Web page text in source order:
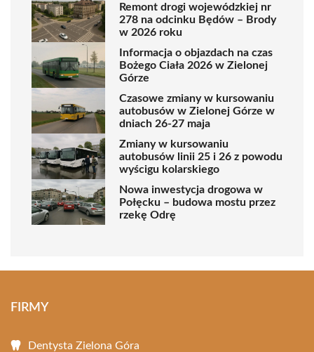
Remont drogi wojewódzkiej nr
278 na odcinku Będów – Brody
w 2026 roku
Informacja o objazdach na czas
Bożego Ciała 2026 w Zielonej
Górze
Czasowe zmiany w kursowaniu
autobusów w Zielonej Górze w
dniach 26-27 maja
Zmiany w kursowaniu
autobusów linii 25 i 26 z powodu
wyścigu kolarskiego
Nowa inwestycja drogowa w
Połęcku – budowa mostu przez
rzekę Odrę
FIRMY
Dentysta Zielona Góra